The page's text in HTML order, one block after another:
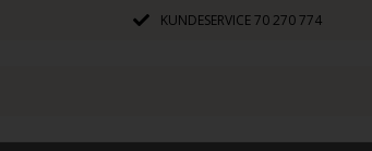
KUNDESERVICE70 270 774